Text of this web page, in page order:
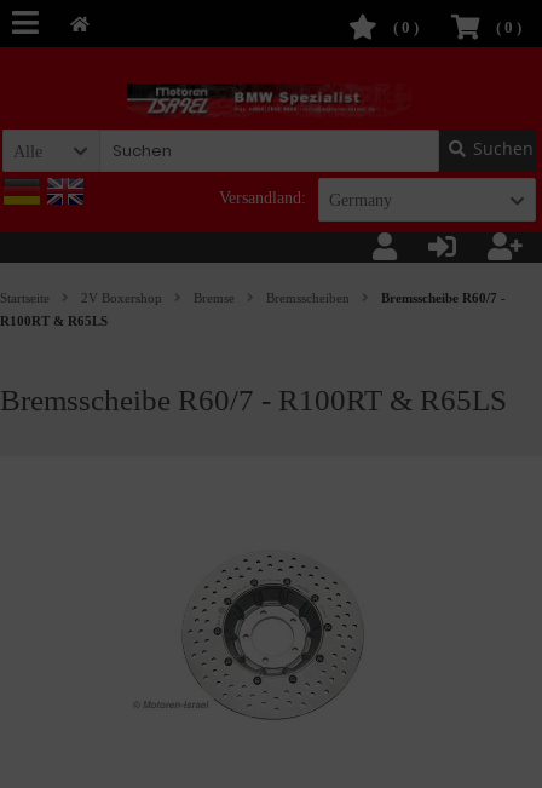
( 0 )
( 0 )
Alle Suchen
Versandland: Germany
Startseite 2V Boxershop Bremse Bremsscheiben
Bremsscheibe R60/7 -
R100RT & R65LS
Bremsscheibe R60/7 - R100RT & R65LS